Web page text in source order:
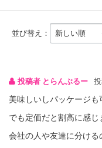
【フェアトレードチョコ
【フェアトレードチョコ
プ】
な黒糖のミルクチョコ
並び替え：
投稿者 とらんぶるー
美味しいしパッケージも
でも定価だと割高に感じ
会社の人や友達に分け